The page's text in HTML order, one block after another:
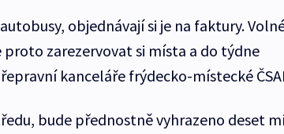
objednávají si je na faktury.
proto zarezervovat si místa a do týdne
kanceláře frýdecko-místecké
bude přednostně vyhrazeno deset